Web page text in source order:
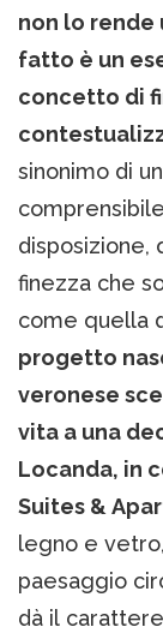
non lo rende
fatto è un
concetto di
sinonimo di
disposizione,
finezza che
come quella
progetto
veronese
vita a una
Locanda, in
Suites &
legno e
paesaggio
dà il